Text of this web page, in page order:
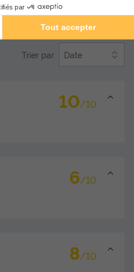
Trier par Date
10/10
6/10
8/10